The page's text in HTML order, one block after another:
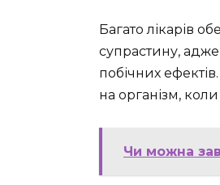
Багато лікарів
супрастину,
побічних
на організм,
Чи можна